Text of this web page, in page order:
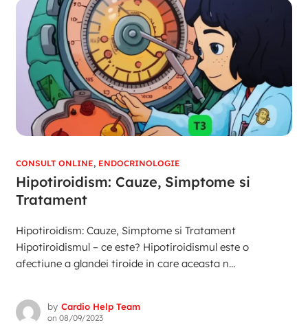
CONSULT ONLINE, ENDOCRINOLOGIE
Hipotiroidism: Cauze, Simptome si
Tratament
Hipotiroidism: Cauze, Simptome si Tratament
Hipotiroidismul – ce este? Hipotiroidismul este o
afectiune a glandei tiroide in care aceasta n...
by Cardio Help Team
on 08/09/2023